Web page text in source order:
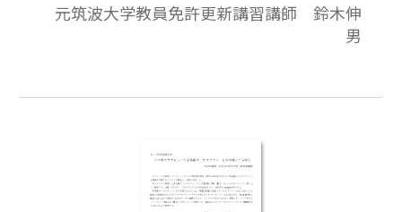
まで様々で、加熱(温める)に使われることが
元筑波大学教員免許更新講習講師 鈴木伸
男